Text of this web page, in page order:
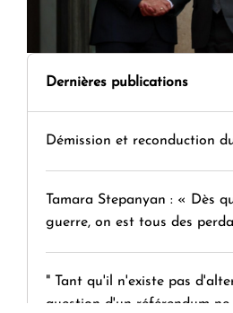
Dernières publications
Démission et reconduction
Tamara Stepanyan : « Dès
guerre, on est tous des
" Tant qu'il n'existe pas
question d'un référendum ne